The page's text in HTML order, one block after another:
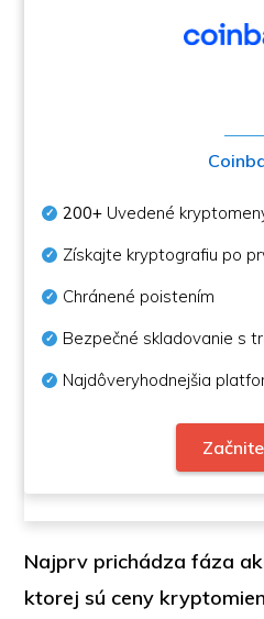
200+ Uvedené
Získajte kryptografiu po
Chránené poistením
Bezpečné skladovanie s
Najdôveryhodnejšia
Začnite
Najprv prichádza fáza
ktorej sú ceny